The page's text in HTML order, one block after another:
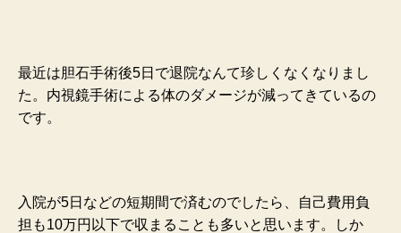
最近は胆石手術後5日で退院なんて珍しくなくなりまし
た。内視鏡手術による体のダメージが減ってきているの
です。
入院が5日などの短期間で済むのでしたら、自己費用負
担も10万円以下で収まることも多いと思います。しか